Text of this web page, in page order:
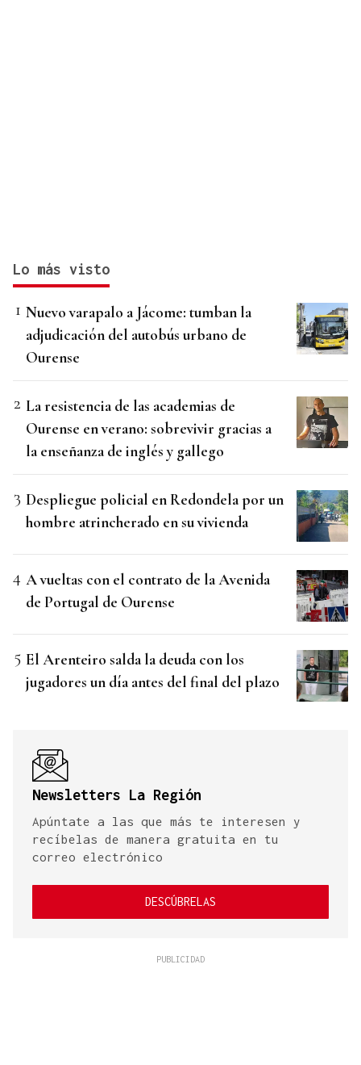
Lo más visto
Nuevo varapalo a Jácome: tumban la
adjudicación del autobús urbano de
Ourense
La resistencia de las academias de
Ourense en verano: sobrevivir gracias a
la enseñanza de inglés y gallego
Despliegue policial en Redondela por un
hombre atrincherado en su vivienda
A vueltas con el contrato de la Avenida
de Portugal de Ourense
El Arenteiro salda la deuda con los
jugadores un día antes del final del plazo
Newsletters La Región
Apúntate a las que más te interesen y
recíbelas de manera gratuita en tu
correo electrónico
DESCÚBRELAS